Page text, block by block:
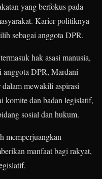
yang berfokus pada
Karier politiknya
sebagai anggota DPR.
hak asasi manusia,
anggota DPR, Mardani
mewakili aspirasi
komite dan badan legislatif,
sosial dan hukum.
memperjuangkan
manfaat bagi rakyat,